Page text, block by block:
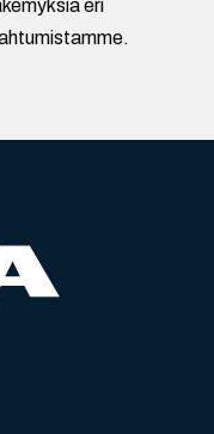
eri